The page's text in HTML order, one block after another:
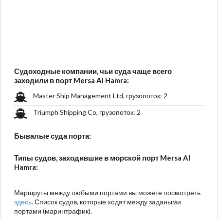
Судоходные компании, чьи суда чаще всего
заходили в порт Mersa Al Hamra:
Master Ship Management Ltd, грузопоток: 2
Triumph Shipping Co, грузопоток: 2
Бывалые суда порта:
Типы судов, заходившие в морской порт Mersa Al
Hamra:
Маршруты между любыми портами вы можете посмотреть
здесь. Список судов, которые ходят между задаными
портами (маринтрафик).